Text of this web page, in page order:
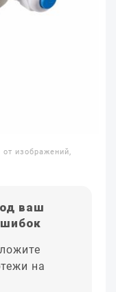
изображений,
ваш
на